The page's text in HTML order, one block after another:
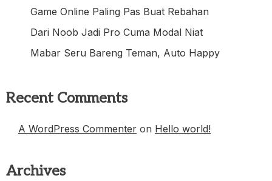
Game Online Paling Pas Buat Rebahan
Dari Noob Jadi Pro Cuma Modal Niat
Mabar Seru Bareng Teman, Auto Happy
Recent Comments
A WordPress Commenter on Hello world!
Archives